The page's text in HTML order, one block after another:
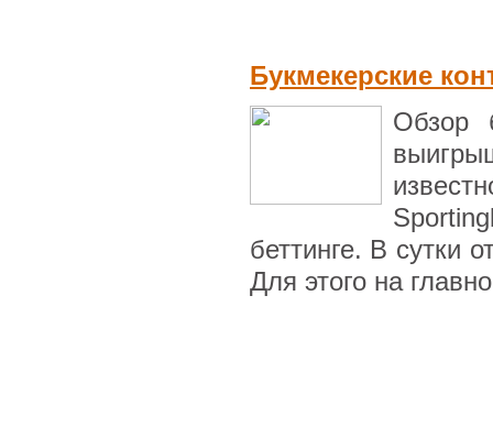
Букмекерские
Обзор
беттинге. В сутки
Для этого на